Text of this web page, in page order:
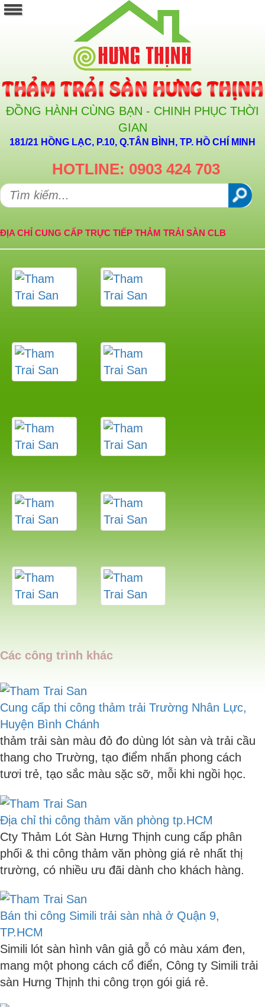
ĐỒNG HÀNH CÙNG BẠN - CHINH PHỤC THỜI
GIAN
181/21 HỒNG LẠC, P.10, Q.TÂN BÌNH, TP. HỒ CHÍ MINH
HOTLINE: 0903 424 703
ĐỊA CHỈ CUNG CẤP TRỰC TIẾP THẢM TRẢI SÀN CLB
Các công trình khác
Cung cấp thi công thảm trải Trường Nhân Lực,
Huyện Bình Chánh
thảm trải sàn màu đỏ đo dùng lót sàn và trải cầu
thang cho Trường, tạo điểm nhấn phong cách
tươi trẻ, tạo sắc màu sặc sỡ, mỗi khi ngồi học.
Địa chỉ thi công thảm văn phòng tp.HCM
Cty Thảm Lót Sàn Hưng Thịnh cung cấp phân
phối & thi công thảm văn phòng giá rẻ nhất thị
trường, có nhiều ưu đãi dành cho khách hàng.
Bán thi công Simili trải sàn nhà ở Quận 9,
TP.HCM
Simili lót sàn hình vân giả gỗ có màu xám đen,
mang một phong cách cổ điển, Công ty Simili trải
sàn Hưng Thịnh thi công trọn gói giá rẻ.